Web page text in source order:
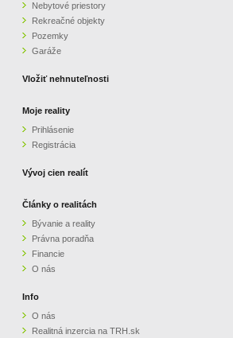
Nebytové priestory
Rekreačné objekty
Pozemky
Garáže
Vložiť nehnuteľnosti
Moje reality
Prihlásenie
Registrácia
Vývoj cien realít
Články o realitách
Bývanie a reality
Právna poradňa
Financie
O nás
Info
O nás
Realitná inzercia na TRH.sk